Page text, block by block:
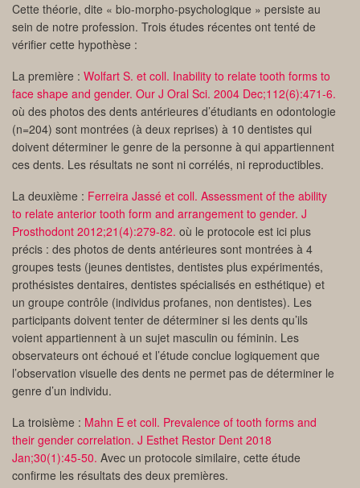
Cette théorie, dite « bio-morpho-psychologique » persiste au
sein de notre profession. Trois études récentes ont tenté de
vérifier cette hypothèse :
La première : Wolfart S. et coll. Inability to relate tooth forms to
face shape and gender. Our J Oral Sci. 2004 Dec;112(6):471-6.
où des photos des dents antérieures d’étudiants en odontologie
(n=204) sont montrées (à deux reprises) à 10 dentistes qui
doivent déterminer le genre de la personne à qui appartiennent
ces dents. Les résultats ne sont ni corrélés, ni reproductibles.
La deuxième : Ferreira Jassé et coll. Assessment of the ability
to relate anterior tooth form and arrangement to gender. J
Prosthodont 2012;21(4):279-82. où le protocole est ici plus
précis : des photos de dents antérieures sont montrées à 4
groupes tests (jeunes dentistes, dentistes plus expérimentés,
prothésistes dentaires, dentistes spécialisés en esthétique) et
un groupe contrôle (individus profanes, non dentistes). Les
participants doivent tenter de déterminer si les dents qu’ils
voient appartiennent à un sujet masculin ou féminin. Les
observateurs ont échoué et l’étude conclue logiquement que
l’observation visuelle des dents ne permet pas de déterminer le
genre d’un individu.
La troisième : Mahn E et coll. Prevalence of tooth forms and
their gender correlation. J Esthet Restor Dent 2018
Jan;30(1):45-50. Avec un protocole similaire, cette étude
confirme les résultats des deux premières.